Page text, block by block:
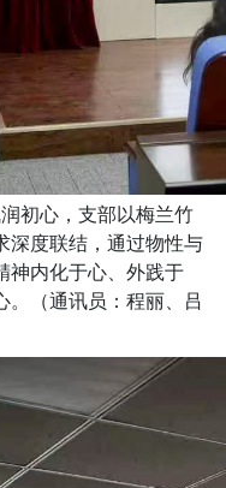
初心，支部以梅兰竹
深度联结，通过物性与
神内化于心、外践于
。（通讯员：程丽、吕